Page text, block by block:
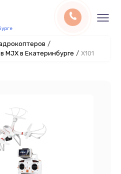
/
MJX в Екатеринбурге / X101